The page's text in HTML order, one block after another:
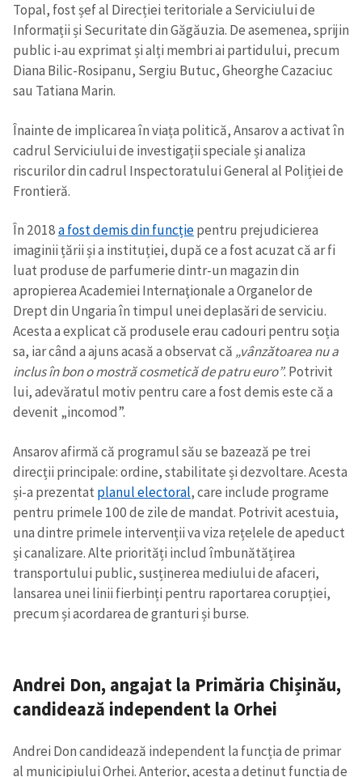
Topal, fost șef al Direcției teritoriale a Serviciului de
Informații și Securitate din Găgăuzia. De asemenea, sprijin
public i-au exprimat și alți membri ai partidului, precum
Diana Bilic-Rosipanu, Sergiu Butuc, Gheorghe Cazaciuc
sau Tatiana Marin.
Înainte de implicarea în viața politică, Ansarov a activat în
cadrul Serviciului de investigații speciale și analiza
riscurilor din cadrul Inspectoratului General al Poliției de
Frontieră.
În 2018a fost demis din funcțiepentru prejudicierea
imaginii țării și a instituției, după ce a fost acuzat că ar fi
luat produse de parfumerie dintr-un magazin din
apropierea Academiei Internaţionale a Organelor de
Drept din Ungaria în timpul unei deplasări de serviciu.
Acesta a explicat că produsele erau cadouri pentru soția
sa, iar când a ajuns acasă a observat că „vânzătoarea nu a
inclus în bon o mostră cosmetică de patru euro”. Potrivit
lui, adevăratul motiv pentru care a fost demis este că a
devenit „incomod”.
Ansarov afirmă că programul său se bazează pe trei
direcții principale: ordine, stabilitate și dezvoltare. Acesta
și-a prezentat planul electoral, care include programe
pentru primele 100 de zile de mandat. Potrivit acestuia,
una dintre primele intervenții va viza rețelele de apeduct
și canalizare. Alte priorități includ îmbunătățirea
transportului public, susținerea mediului de afaceri,
lansarea unei linii fierbinți pentru raportarea corupției,
precum și acordarea de granturi și burse.
Andrei Don, angajat la Primăria Chișinău,
candidează independent la Orhei
Andrei Don candidează independent la funcția de primar
al municipiului Orhei. Anterior, acesta a deținut funcția de
ȘTIREA MEA
Titlu știre+ Adaugă titlu
Link media+ Link media
Mesajul știrei
+ Mesajul știrei